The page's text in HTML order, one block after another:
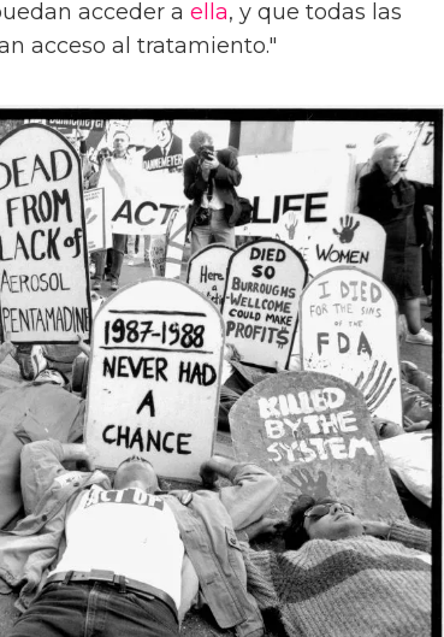
acceder a ella, y que todas las
acceso al tratamiento."